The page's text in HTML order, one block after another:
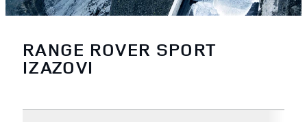
RANGE ROVER SPORT
IZAZOVI